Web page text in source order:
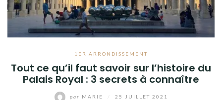
1ER ARRONDISSEMENT
Tout ce qu’il faut savoir sur l’histoire du
Palais Royal : 3 secrets à connaître
par MARIE 25 JUILLET 2021